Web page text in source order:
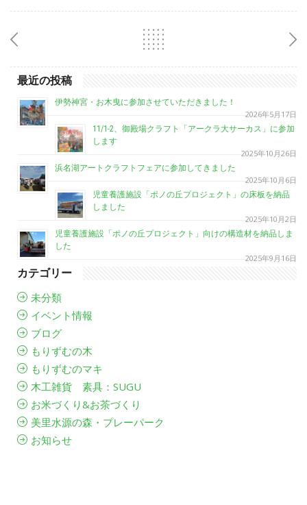
最近の投稿
伊勢神宮・お木曳に参加させていただきました！
2026年5月17日
11/1-2、御殿場クラフト「アークラ大サーカス」に参加
します
2025年10月26日
浜名湖アートクラフトフェアに参加してきました
2025年10月6日
児童養護施設「ポノの丘プロジェクト」の床板を納品
しました
2025年10月2日
児童養護施設「ポノの丘プロジェクト」向けの構造材を納品しま
した
2025年9月16日
カテゴリー
未分類
イベント情報
ブログ
もりずむの木
もりずむのマキ
木工雑貨 素具：SUGU
お米づくり&お茶づくり
美里水源の森・プレーパーク
お知らせ